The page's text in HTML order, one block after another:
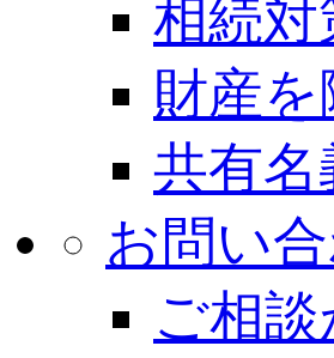
相続
財産
共有名
お問い
ご相